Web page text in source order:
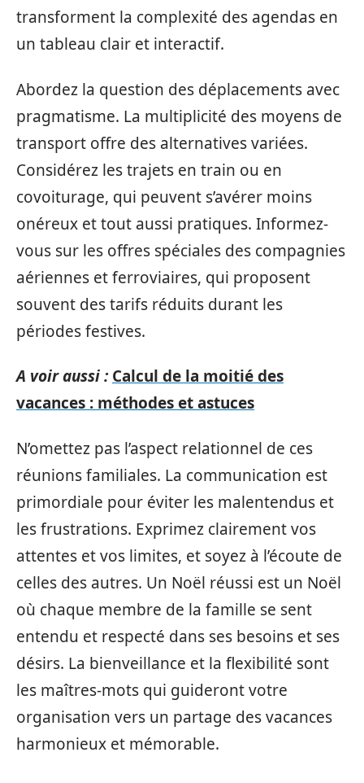
transforment la complexité des agendas en
un tableau clair et interactif.
Abordez la question des déplacements avec
pragmatisme. La multiplicité des moyens de
transport offre des alternatives variées.
Considérez les trajets en train ou en
covoiturage, qui peuvent s’avérer moins
onéreux et tout aussi pratiques. Informez-
vous sur les offres spéciales des compagnies
aériennes et ferroviaires, qui proposent
souvent des tarifs réduits durant les
périodes festives.
A voir aussi : Calcul de la moitié des
vacances : méthodes et astuces
N’omettez pas l’aspect relationnel de ces
réunions familiales. La communication est
primordiale pour éviter les malentendus et
les frustrations. Exprimez clairement vos
attentes et vos limites, et soyez à l’écoute de
celles des autres. Un Noël réussi est un Noël
où chaque membre de la famille se sent
entendu et respecté dans ses besoins et ses
désirs. La bienveillance et la flexibilité sont
les maîtres-mots qui guideront votre
organisation vers un partage des vacances
harmonieux et mémorable.